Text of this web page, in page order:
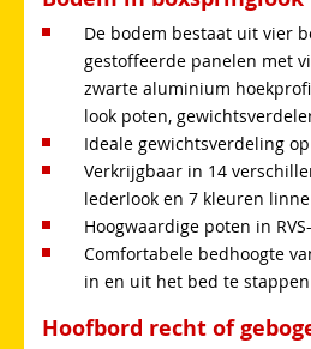
De bodem bestaat uit vier
gestoffeerde panelen met
zwarte aluminium
look poten,
Ideale gewichtsverdeling
Verkrijgbaar in 14
lederlook en 7 kleuren
Hoogwaardige poten in
Comfortabele bedhoogte
in en uit het bed te stappen
Hoofbord recht of